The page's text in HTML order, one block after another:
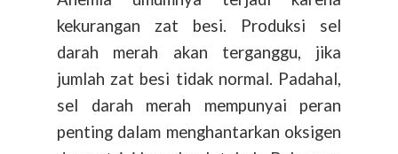
kekurangan zat besi. Produksi sel
darah merah akan terganggu, jika
jumlah zat besi tidak normal. Padahal,
sel darah merah mempunyai peran
penting dalam menghantarkan oksigen